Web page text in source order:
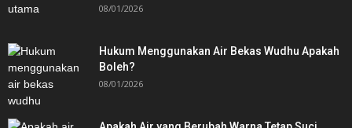
08/01/2026
Hukum Menggunakan Air Bekas Wudhu Apakah
Boleh?
08/01/2026